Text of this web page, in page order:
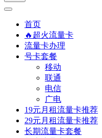
首页
🔥超火流量卡
流量卡办理
号卡套餐
移动
联通
电信
广电
19元月租流量卡推荐
29元月租流量卡推荐
长期流量卡套餐